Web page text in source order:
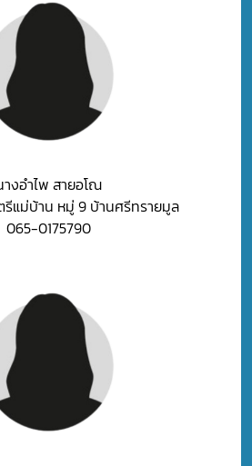
างอำไพ สายอโณ
รีแม่บ้าน หมู่ 9 บ้านศรีทรายมูล
065-0175790